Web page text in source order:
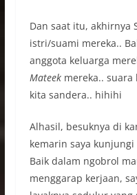
Dan saat itu, akhirnya
istri/suami mereka..
anggota keluarga
Mateekmereka.. suara
kita sandera.. hihihi
Alhasil, besuknya di
kemarin saya
Baik dalam ngobrol
menggarap kerjaan,